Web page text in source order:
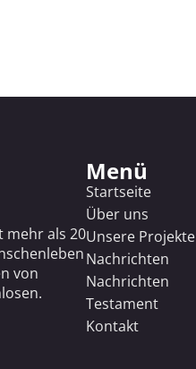
mehr als 20
von
Menü
Startseite
Über uns
Unsere Projekte
Nachrichten
Nachrichten
Testament
Kontakt